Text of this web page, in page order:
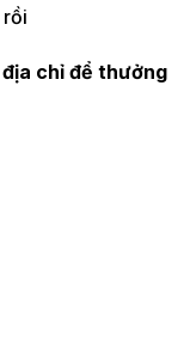
rồi
chỉ để thưởng